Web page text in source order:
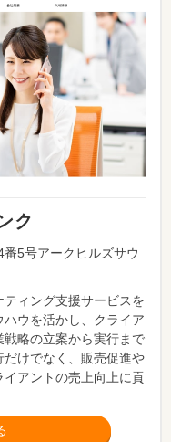
ク
5号アークヒルズサウ
ィング支援サービスを
ウを活かし、クライア
略の立案から実行まで
だけでなく、販売促進や
アントの売上向上に貢